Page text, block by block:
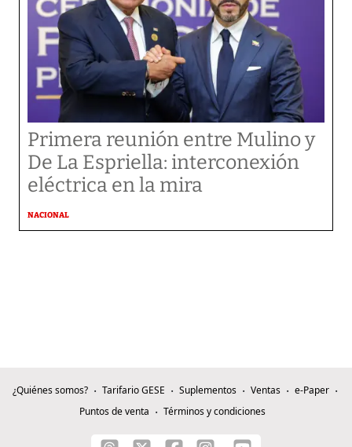
Primera reunión entre Mulino y
De La Espriella: interconexión
eléctrica en la mira
NACIONAL
¿Quiénes somos? Tarifario GESE Suplementos Ventas
e-Paper
Puntos de venta
Términos y condiciones